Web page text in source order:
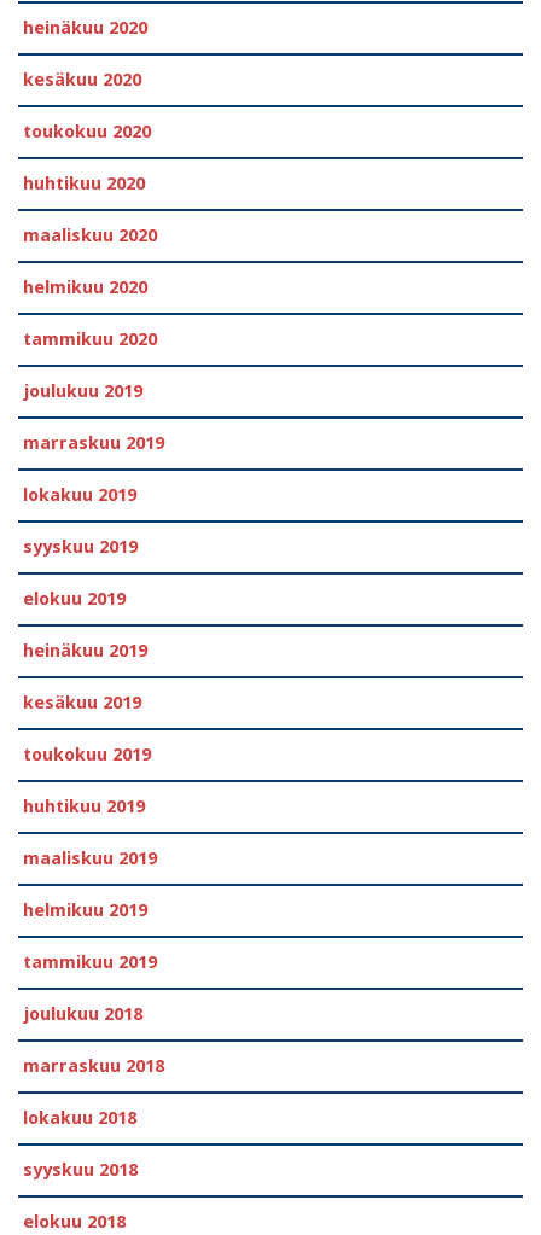
heinäkuu 2020
kesäkuu 2020
toukokuu 2020
huhtikuu 2020
maaliskuu 2020
helmikuu 2020
tammikuu 2020
joulukuu 2019
marraskuu 2019
lokakuu 2019
syyskuu 2019
elokuu 2019
heinäkuu 2019
kesäkuu 2019
toukokuu 2019
huhtikuu 2019
maaliskuu 2019
helmikuu 2019
tammikuu 2019
joulukuu 2018
marraskuu 2018
lokakuu 2018
syyskuu 2018
elokuu 2018